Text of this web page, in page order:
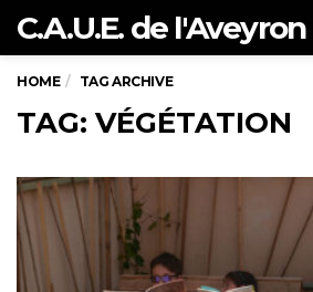
C.A.U.E. de l'Aveyron
HOME TAG ARCHIVE
TAG: VÉGÉTATION